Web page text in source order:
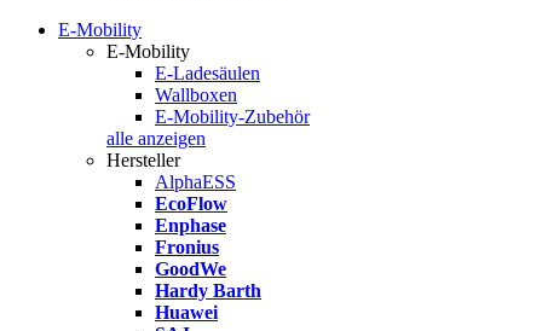
E-Mobility
E-Mobility
E-Ladesäulen
Wallboxen
E-Mobility-Zubehör
alle anzeigen
Hersteller
AlphaESS
EcoFlow
Enphase
Fronius
GoodWe
Hardy Barth
Huawei